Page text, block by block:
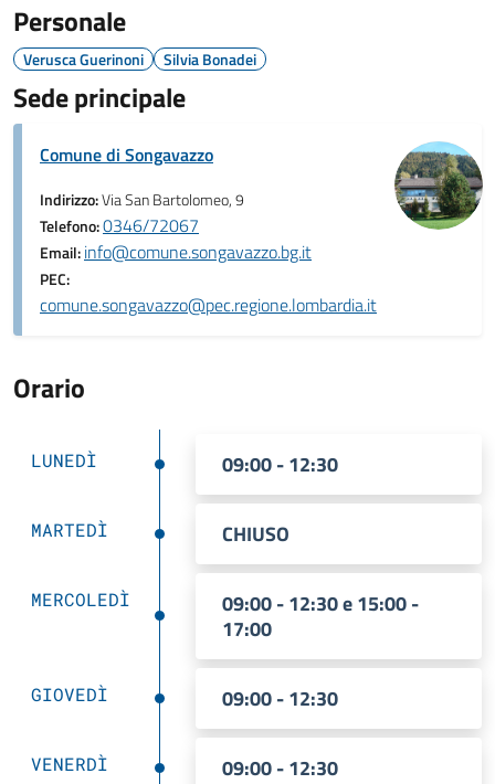
Personale
Verusca Guerinoni Silvia Bonadei
Sede principale
Comune di Songavazzo
Indirizzo:Via San Bartolomeo, 9
Telefono:0346/72067
Email:info@comune.songavazzo.bg.it
PEC:
comune.songavazzo@pec.regione.lombardia.it
Orario
LUNEDÌ 09:00 - 12:30
MARTEDÌ CHIUSO
MERCOLEDÌ
09:00 - 12:30 e 15:00 -
17:00
GIOVEDÌ 09:00 - 12:30
VENERDÌ 09:00 - 12:30